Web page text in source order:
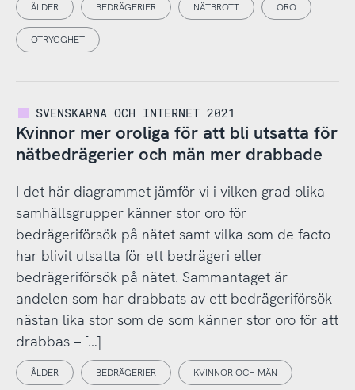
ÅLDER BEDRÄGERIER NÄTBROTT ORO
OTRYGGHET
SVENSKARNA OCH INTERNET 2021
Kvinnor mer oroliga för att bli utsatta för
nätbedrägerier och män mer drabbade
I det här diagrammet jämför vi i vilken grad olika
samhällsgrupper känner stor oro för
bedrägeriförsök på nätet samt vilka som de facto
har blivit utsatta för ett bedrägeri eller
bedrägeriförsök på nätet. Sammantaget är
andelen som har drabbats av ett bedrägeriförsök
nästan lika stor som de som känner stor oro för att
drabbas – […]
ÅLDER BEDRÄGERIER KVINNOR OCH MÄN